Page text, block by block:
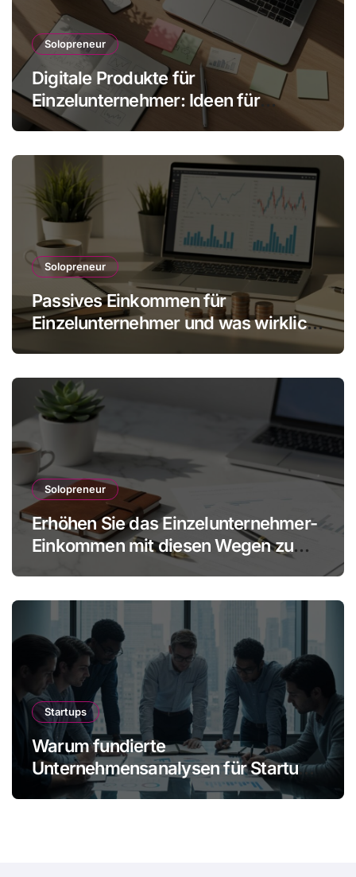
Solopreneur
Digitale Produkte für
Einzelunternehmer: Ideen für
skalbare Einnahmen
Solopreneur
Passives Einkommen für
Einzelunternehmer und was wirklich
Solopreneur
Erhöhen Sie das Einzelunternehmer-
Einkommen mit diesen Wegen zu
mehr Gewinn ohne Mitarbeiter
Startups
Warum fundierte
Unternehmensanalysen für Startups
immer wichtiger werden